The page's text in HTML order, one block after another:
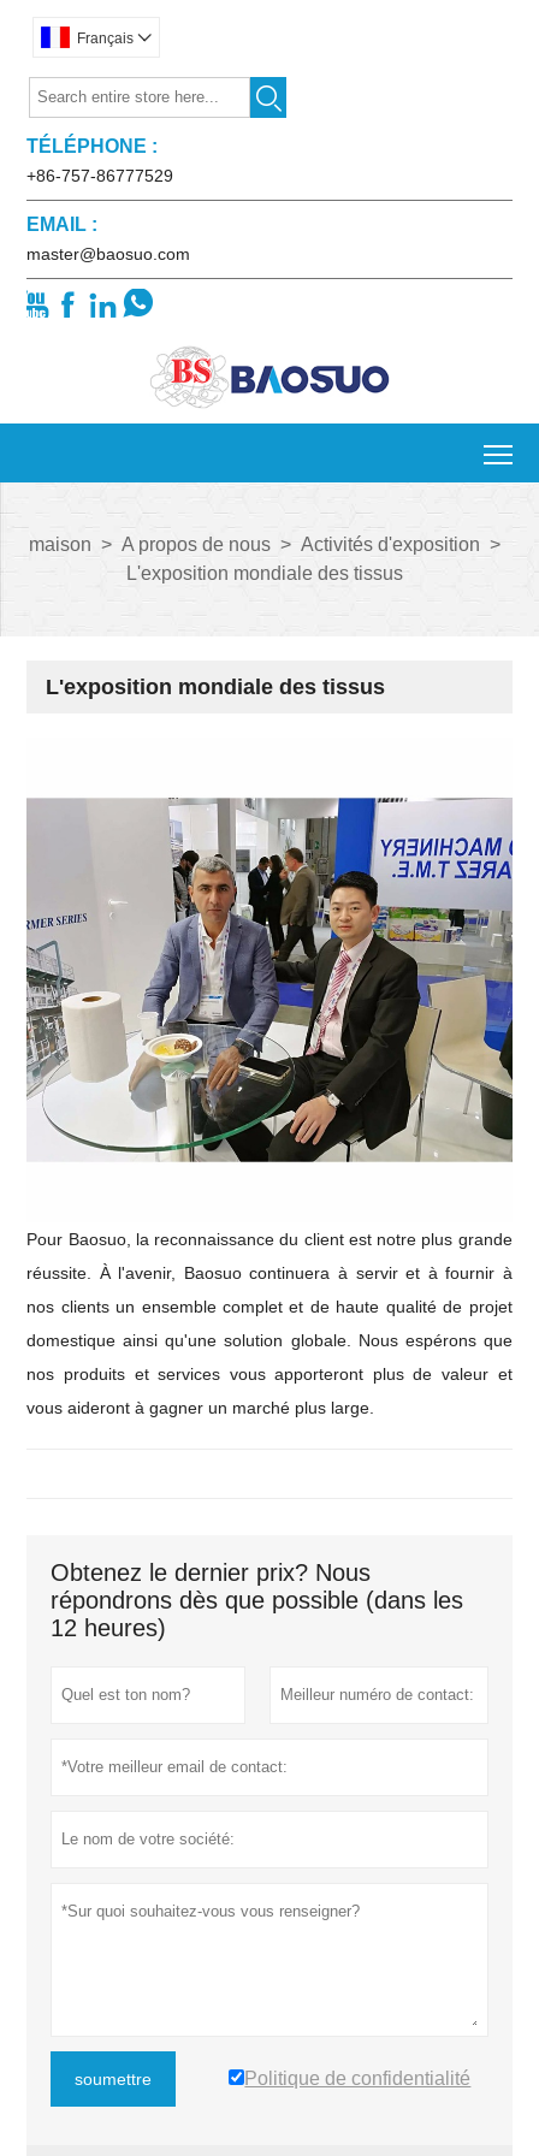
Français 

TÉLÉPHONE :
+86-757-86777529
EMAIL :
master@baosuo.com
   
maison > A propos de nous > Activités d'exposition >
L'exposition mondiale des tissus
L'exposition mondiale des tissus
Pour Baosuo, la reconnaissance du client est notre plus grande
réussite. À l'avenir, Baosuo continuera à servir et à fournir à
nos clients un ensemble complet et de haute qualité de projet
domestique ainsi qu'une solution globale. Nous espérons que
nos produits et services vous apporteront plus de valeur et
vous aideront à gagner un marché plus large.
Obtenez le dernier prix? Nous
répondrons dès que possible (dans les
12 heures)
soumettre Politique de confidentialité